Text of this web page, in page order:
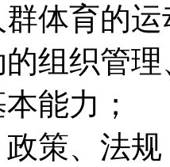
群体育的
组织管
本能力；
政策、法